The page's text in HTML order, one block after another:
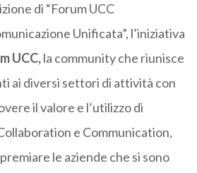
di “Forum UCC
Unificata”, l’iniziativa
UCC,la community che riunisce
ai diversi settori di attività con
il valore e l’utilizzo di
e Communication,
le aziende che si sono